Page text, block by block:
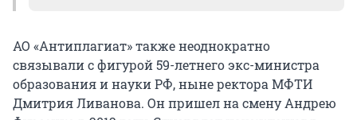
«Учебные заведения творческой
направленности на грани гибели. Причиной
тому — вопиющая некомпетентность
опубликовало список наиболее
«производительных» диссертационных советов
и пообещало вплотную заняться ими, чтобы
выяснить, почему в них защищается так много
АО «Антиплагиат» также неоднократно
связывали с фигурой 59-летнего экс-министра
образования и науки РФ, ныне ректора МФТИ
Дмитрия Ливанова. Он пришел на смену Андрею